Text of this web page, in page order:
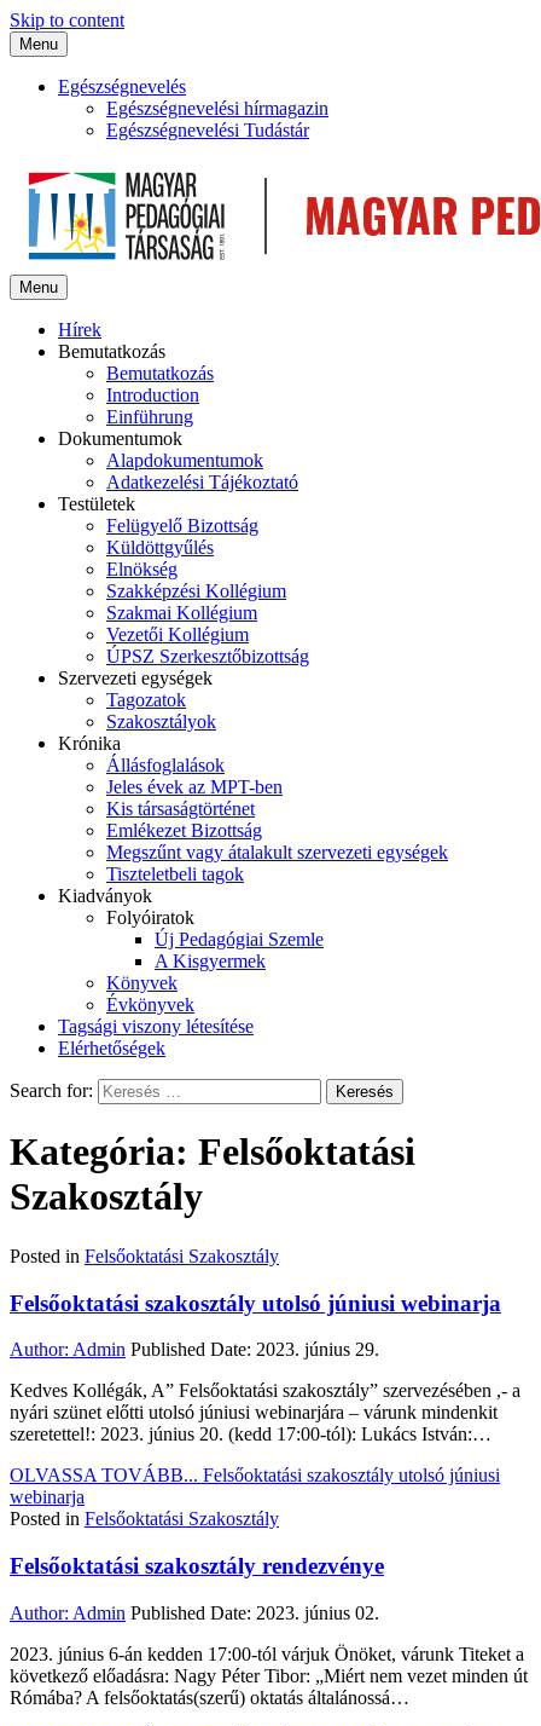
Skip to content
Menu
Egészségnevelés
Egészségnevelési hírmagazin
Egészségnevelési Tudástár
Menu
Hírek
Bemutatkozás
Bemutatkozás
Introduction
Einführung
Dokumentumok
Alapdokumentumok
Adatkezelési Tájékoztató
Testületek
Felügyelő Bizottság
Küldöttgyűlés
Elnökség
Szakképzési Kollégium
Szakmai Kollégium
Vezetői Kollégium
ÚPSZ Szerkesztőbizottság
Szervezeti egységek
Tagozatok
Szakosztályok
Krónika
Állásfoglalások
Jeles évek az MPT-ben
Kis társaságtörténet
Emlékezet Bizottság
Megszűnt vagy átalakult szervezeti egységek
Tiszteletbeli tagok
Kiadványok
Folyóiratok
Új Pedagógiai Szemle
A Kisgyermek
Könyvek
Évkönyvek
Tagsági viszony létesítése
Elérhetőségek
Search for:
Kategória: Felsőoktatási
Szakosztály
Posted in Felsőoktatási Szakosztály
Felsőoktatási szakosztály utolsó júniusi webinarja
Author: Admin Published Date: 2023. június 29.
Kedves Kollégák, A” Felsőoktatási szakosztály” szervezésében ,- a
nyári szünet előtti utolsó júniusi webinarjára – várunk mindenkit
szeretettel!: 2023. június 20. (kedd 17:00-tól): Lukács István:…
OLVASSA TOVÁBB... Felsőoktatási szakosztály utolsó júniusi
webinarja
Posted in Felsőoktatási Szakosztály
Felsőoktatási szakosztály rendezvénye
Author: Admin Published Date: 2023. június 02.
2023. június 6-án kedden 17:00-tól várjuk Önöket, várunk Titeket a
következő előadásra: Nagy Péter Tibor: „Miért nem vezet minden út
Rómába? A felsőoktatás(szerű) oktatás általánossá…